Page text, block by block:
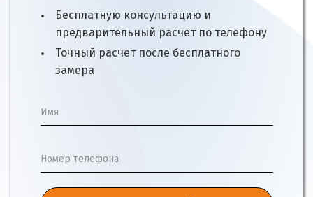
Бесплатную консультацию и
предварительный расчет по телефону
Точный расчет после бесплатного
замера
Имя
Номер телефона